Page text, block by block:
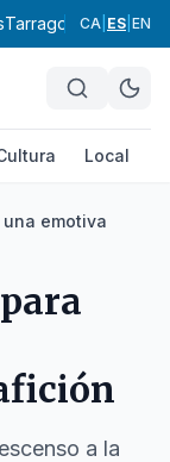
TarragonèsTerra
CA ES EN
Local
una emotiva
a la